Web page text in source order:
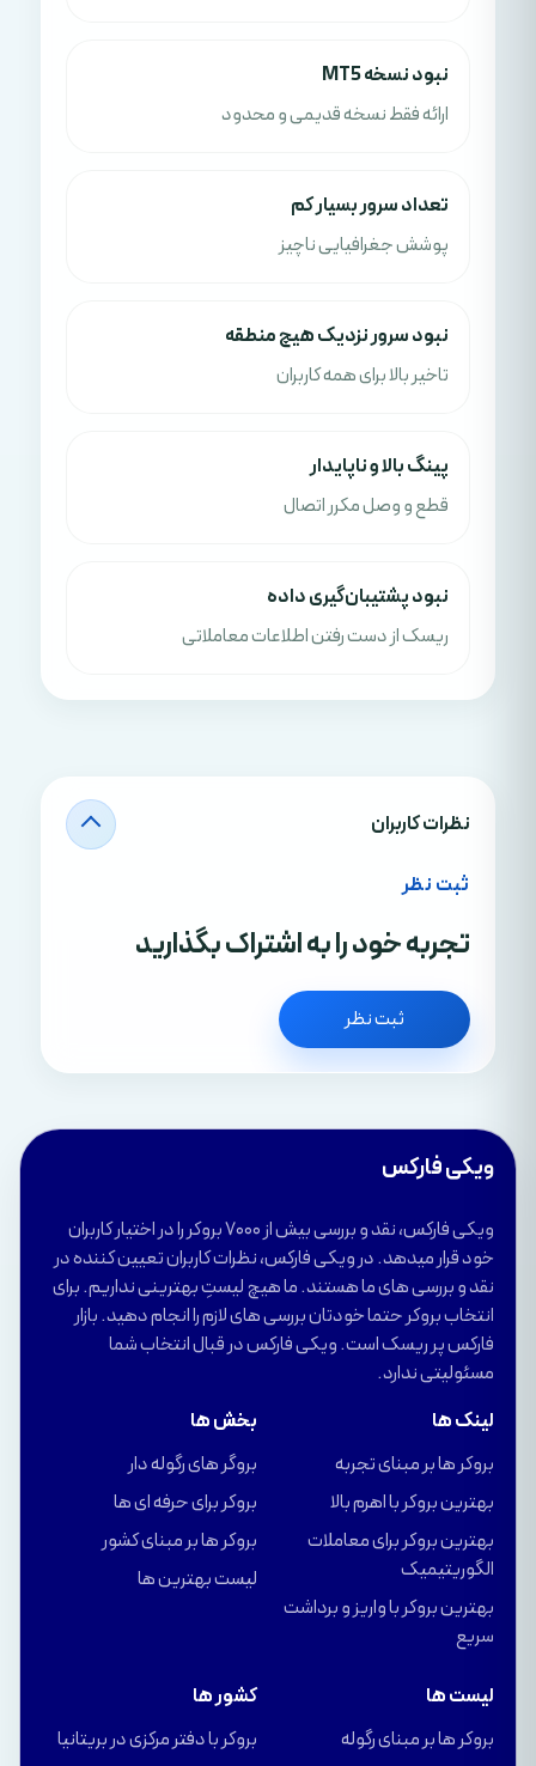
نبود نسخه MT5
ارائه فقط نسخه قدیمی و محدود
تعداد سرور بسیار کم
پوشش جغرافیایی ناچیز
نبود سرور نزدیک هیچ منطقه
تاخیر بالا برای همه کاربران
پینگ بالا و ناپایدار
قطع و وصل مکرر اتصال
نبود پشتیبان‌گیری داده
ریسک از دست رفتن اطلاعات معاملاتی
نظرات کاربران
ثبت نظر
تجربه خود را به اشتراک بگذارید
ثبت نظر
ویکی فارکس
ویکی فارکس، نقد و بررسی بیش از 7000 بروکر را در اختیار کاربران
خود قرار میدهد. در ویکی فارکس، نظرات کاربران تعیین کننده در
نقد و بررسی های ما هستند. ما هیچ لیستِ بهترینی نداریم. برای
انتخاب بروکر حتما خودتان بررسی های لازم را انجام دهید. بازار
فارکس پر ریسک است. ویکی فارکس در قبال انتخاب شما
مسئولیتی ندارد.
لینک ها
بروکر ها بر مبنای تجربه
بهترین بروکر با اهرم بالا
بهترین بروکر برای معاملات
الگوریتیمیک
بهترین بروکر با واریز و برداشت
سریع
بخش ها
بروگر های رگوله دار
بروکر برای حرفه ای ها
بروکر ها بر مبنای کشور
لیست بهترین ها
لیست ها
بروکر ها بر مبنای رگوله
کشور ها
بروکر با دفتر مرکزی در بریتانیا